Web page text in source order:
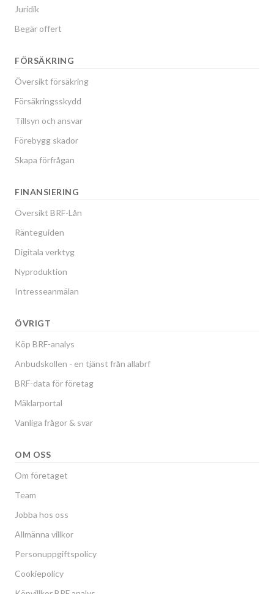
Juridik
Begär offert
FÖRSÄKRING
Översikt försäkring
Försäkringsskydd
Tillsyn och ansvar
Förebygg skador
Skapa förfrågan
FINANSIERING
Översikt BRF-Lån
Ränteguiden
Digitala verktyg
Nyproduktion
Intresseanmälan
ÖVRIGT
Köp BRF-analys
Anbudskollen - en tjänst från allabrf
BRF-data för företag
Mäklarportal
Vanliga frågor & svar
OM OSS
Om företaget
Team
Jobba hos oss
Allmänna villkor
Personuppgiftspolicy
Cookiepolicy